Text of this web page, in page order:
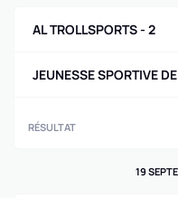
AL TROLLSPORTS - 2
JEUNESSE SPORTIVE
RÉSULTAT
19